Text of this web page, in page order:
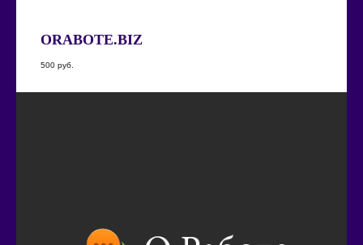
ORABOTE.BIZ
500 руб.